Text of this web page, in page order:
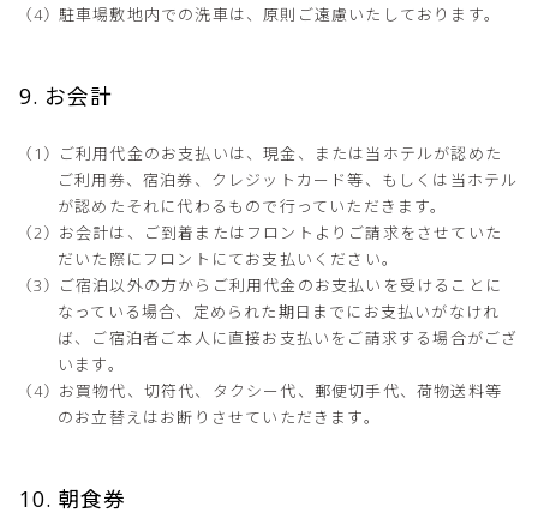
駐車場敷地内での洗車は、原則ご遠慮いたしております。
9. お会計
ご利用代金のお支払いは、現金、または当ホテルが認めた
ご利用券、宿泊券、クレジットカード等、もしくは当ホテル
が認めたそれに代わるもので行っていただきます。
お会計は、ご到着またはフロントよりご請求をさせていた
だいた際にフロントにてお支払いください。
ご宿泊以外の方からご利用代金のお支払いを受けることに
なっている場合、定められた期日までにお支払いがなけれ
ば、ご宿泊者ご本人に直接お支払いをご請求する場合がござ
います。
お買物代、切符代、タクシー代、郵便切手代、荷物送料等
のお立替えはお断りさせていただきます。
10. 朝食券